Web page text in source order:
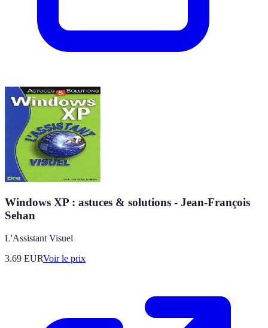
Windows XP : astuces & solutions - Jean-François
Sehan
L'Assistant Visuel
3.69 EURVoir le prix